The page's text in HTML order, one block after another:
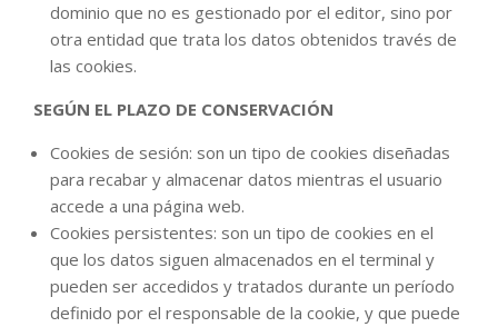
dominio que no es gestionado por el editor, sino por
otra entidad que trata los datos obtenidos través de
las cookies.
SEGÚN EL PLAZO DE CONSERVACIÓN
Cookies de sesión: son un tipo de cookies diseñadas
para recabar y almacenar datos mientras el usuario
accede a una página web.
Cookies persistentes: son un tipo de cookies en el
que los datos siguen almacenados en el terminal y
pueden ser accedidos y tratados durante un período
definido por el responsable de la cookie, y que puede